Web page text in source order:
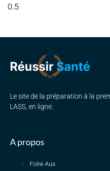
Le site de la préparation à la
LASS, en ligne.
A propos
Foire Aux